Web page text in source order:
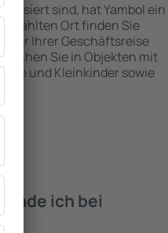
sind, hat Yambol ein
Ort finden Sie
oder Ihrer Geschäftsreise
Sie in Objekten mit
und Kleinkinder sowie
finde ich bei